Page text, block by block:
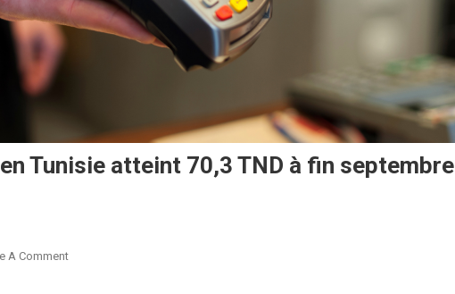
Tunisie atteint 70,3 TND à fin septembre
A Comment